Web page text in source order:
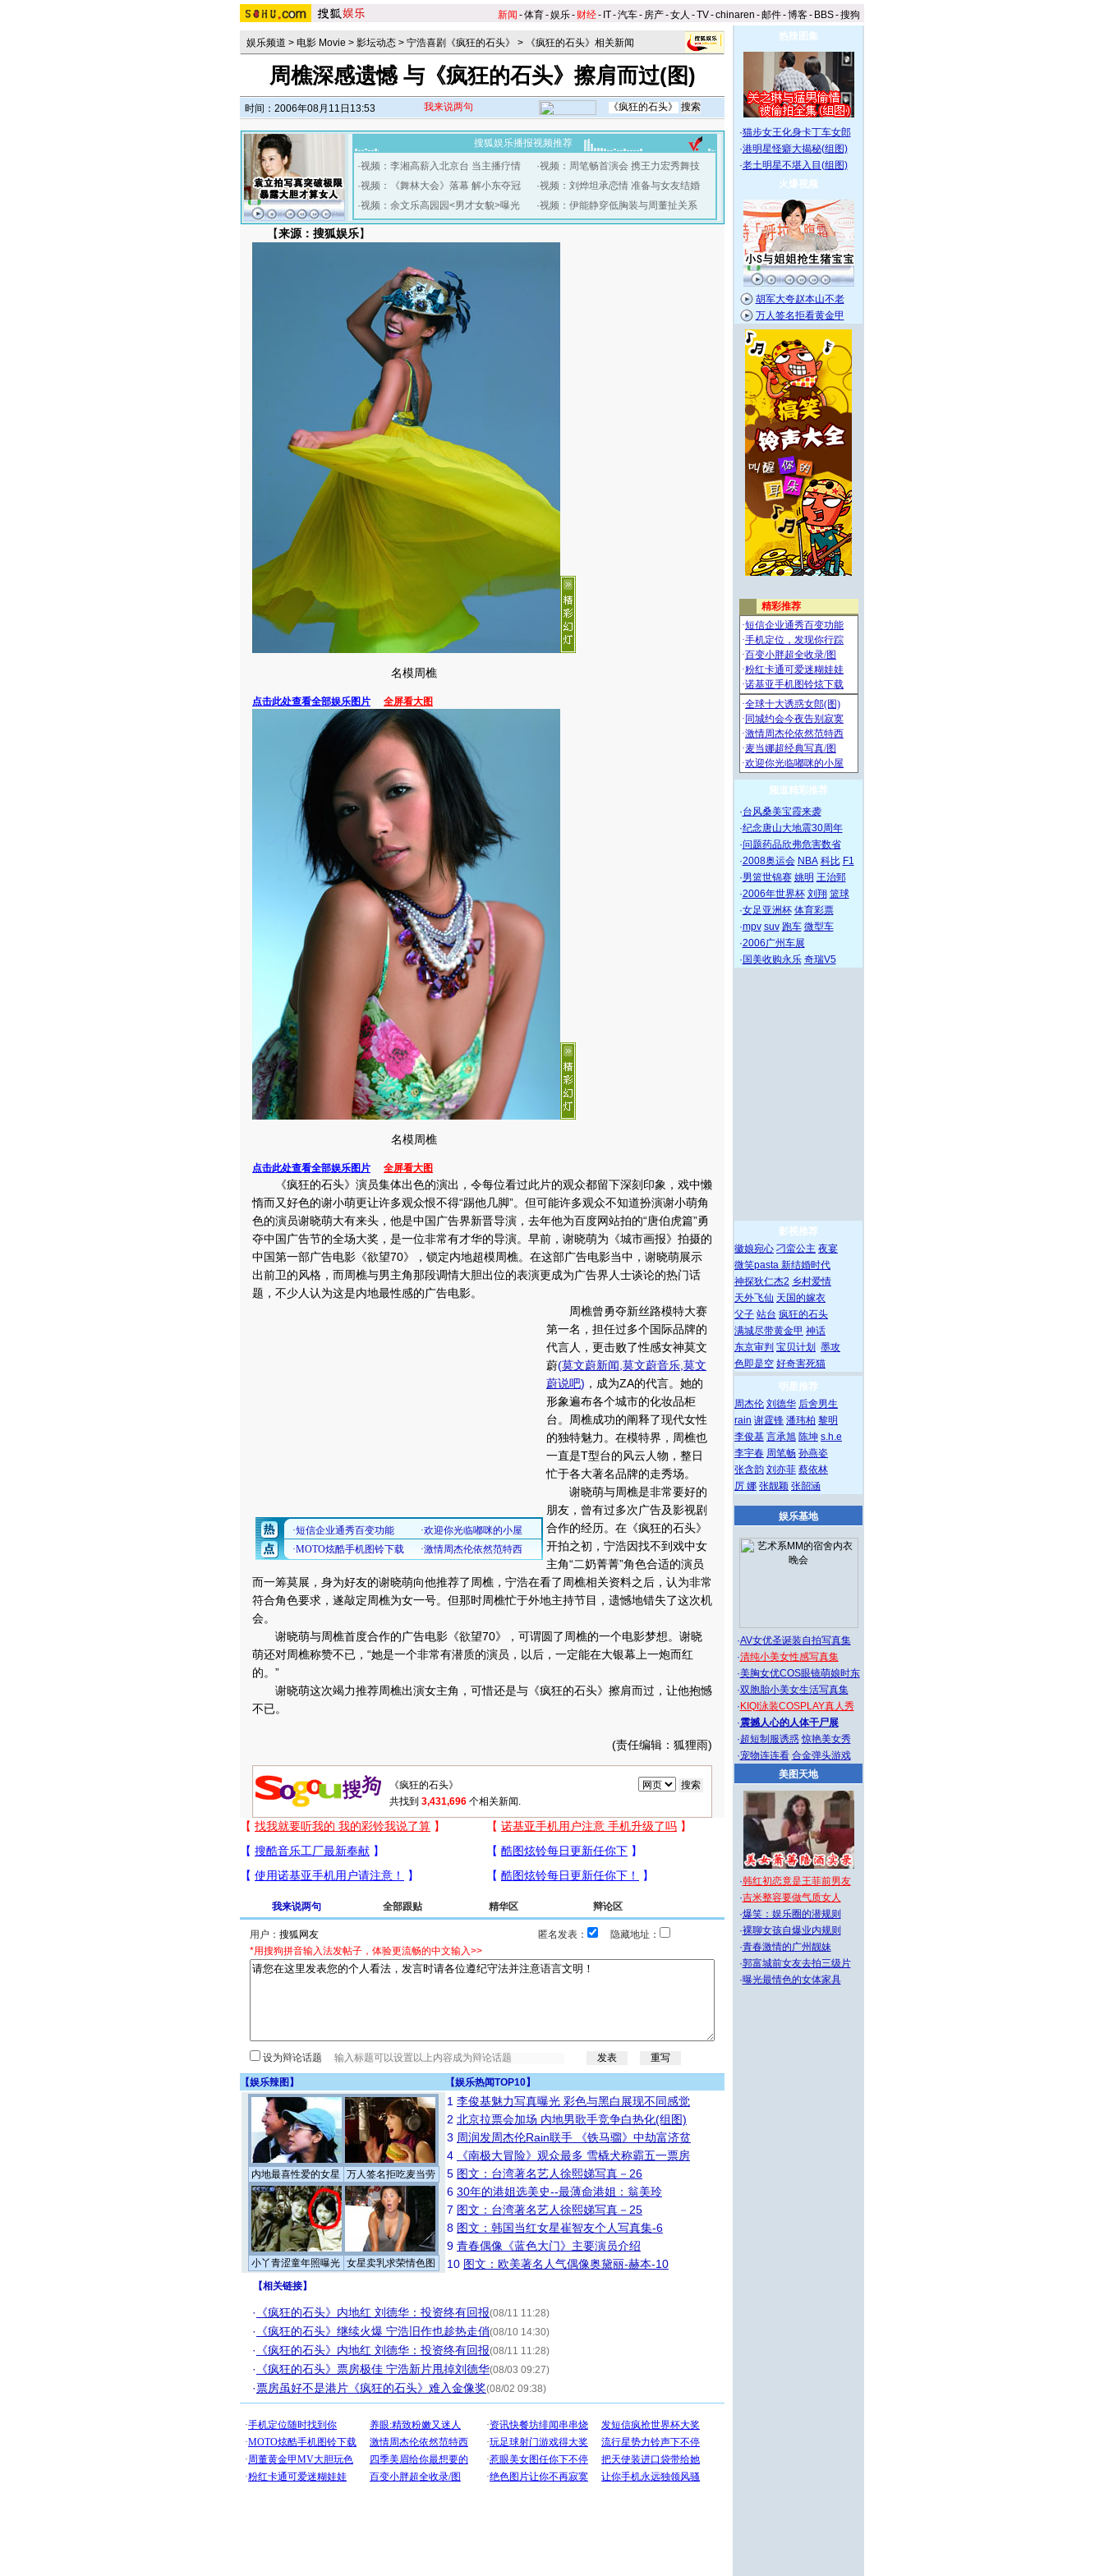
新闻 -体育-娱乐- 财经- IT-汽车- 房产-女人 -TV-chinaren -邮件-博客- BBS-搜狗
娱乐频道 > 电影 Movie > 影坛动态 > 宁浩喜剧《疯狂的石头》 > 《疯狂的石头》相关新闻
周樵深感遗憾 与《疯狂的石头》擦肩而过(图)
时间：2006年08月11日13:53 我来说两句
搜狐娱乐播报视频推荐
·视频：李湘高薪入北京台 当主播疗情
·视频：《舞林大会》落幕 解小东夺冠
·视频：余文乐高园园<男才女貌>曝光
·视频：周笔畅首演会 携王力宏秀舞技
·视频：刘烨坦承恋情 准备与女友结婚
·视频：伊能静穿低胸装与周董扯关系
【来源：搜狐娱乐】
名模周樵
点击此处查看全部娱乐图片 全屏看大图
名模周樵
点击此处查看全部娱乐图片 全屏看大图
《疯狂的石头》演员集体出色的演出，令每位看过此片的观众都留下深刻印象，戏中懒
惰而又好色的谢小萌更让许多观众恨不得“踢他几脚”。但可能许多观众不知道扮演谢小萌角
色的演员谢晓萌大有来头，他是中国广告界新晋导演，去年他为百度网站拍的“唐伯虎篇”勇
夺中国广告节的全场大奖，是一位非常有才华的导演。早前，谢晓萌为《城市画报》拍摄的
中国第一部广告电影《欲望70》，锁定内地超模周樵。在这部广告电影当中，谢晓萌展示
出前卫的风格，而周樵与男主角那段调情大胆出位的表演更成为广告界人士谈论的热门话
题，不少人认为这是内地最性感的广告电影。
周樵曾勇夺新丝路模特大赛
第一名，担任过多个国际品牌的
代言人，更击败了性感女神莫文
蔚(莫文蔚新闻 莫文蔚音乐 莫文
蔚说吧) ，成为ZA的代言。她的
形象遍布各个城市的化妆品柜
台。周樵成功的阐释了现代女性
的独特魅力。在模特界，周樵也
一直是T型台的风云人物，整日
忙于各大著名品牌的走秀场。
谢晓萌与周樵是非常要好的
朋友，曾有过多次广告及影视剧
合作的经历。在《疯狂的石头》
开拍之初，宁浩因找不到戏中女
主角“二奶菁菁”角色合适的演员
而一筹莫展，身为好友的谢晓萌向他推荐了周樵，宁浩在看了周樵相关资料之后，认为非常
符合角色要求，遂敲定周樵为女一号。但那时周樵忙于外地主持节目，遗憾地错失了这次机
会。
谢晓萌与周樵首度合作的广告电影《欲望70》，可谓圆了周樵的一个电影梦想。谢晓
萌还对周樵称赞不已，“她是一个非常有潜质的演员，以后，一定能在大银幕上一炮而红
的。”
谢晓萌这次竭力推荐周樵出演女主角，可惜还是与《疯狂的石头》擦肩而过，让他抱憾
不已。
(责任编辑：狐狸雨)
共找到 3,431,696 个相关新闻.
我来说两句 全部跟贴 精华区 辩论区
用户： 匿名发表：
隐藏地址：
*用搜狗拼音输入法发帖子，体验更流畅的中文输入>>
设为辩论话题
【娱乐辣图 】 【娱乐热闻TOP10】
内地最喜性爱的女星 万人签名拒吃麦当劳
小丫青涩童年照曝光 女星卖乳求荣情色图
1 李俊基魅力写真曝光 彩色与黑白展现不同感觉
2 北京拉票会加场 内地男歌手竞争白热化(组图)
3 周润发周杰伦Rain联手 《铁马骝》中劫富济贫
4
《南极大冒险》观众最多 雪橇犬称霸五一票房
5 图文：台湾著名艺人徐熙娣写真－26
6 30年的港姐选美史--最薄命港姐：翁美玲
7 图文：台湾著名艺人徐熙娣写真－25
8 图文：韩国当红女星崔智友个人写真集-6
9 青春偶像《蓝色大门》主要演员介绍
10 图文：欧美著名人气偶像奥黛丽-赫本-10
【相关链接】
· 《疯狂的石头》内地红 刘德华：投资终有回报(08/11 11:28)
· 《疯狂的石头》继续火爆 宁浩旧作也趁热走俏(08/10 14:30)
· 《疯狂的石头》内地红 刘德华：投资终有回报(08/11 11:28)
· 《疯狂的石头》票房极佳 宁浩新片甩掉刘德华(08/03 09:27)
·票房虽好不是港片《疯狂的石头》难入金像奖(08/02 09:38)
热辣图集
·猫步女王化身卡丁车女郎
·港明星怪癖大揭秘(组图)
·老土明星不堪入目(组图)
火爆视频
胡军大夸赵本山不老
万人签名拒看黄金甲
频道精彩推荐
·台风桑美宝霞来袭
·纪念唐山大地震30周年
·问题药品欣弗危害数省
·2008奥运会 NBA 科比 F1
·男篮世锦赛 姚明 王治郅
·2006年世界杯 刘翔 篮球
·女足亚洲杯 体育彩票
·mpv suv 跑车 微型车
·2006广州车展
· 国美收购永乐 奇瑞V5
影视推荐
徽娘宛心 刁蛮公主 夜宴
微笑pasta 新结婚时代
神探狄仁杰2 乡村爱情
天外飞仙 天国的嫁衣
父子 站台 疯狂的石头
满城尽带黄金甲 神话
东京审判 宝贝计划
墨攻
色即是空 好奇害死猫
明星推荐
周杰伦 刘德华 后舍男生
rain 谢霆锋 潘玮柏 黎明
李俊基 言承旭 陈坤 s.h.e
李宇春 周笔畅 孙燕姿
张含韵 刘亦菲 蔡依林
厉 娜 张靓颖 张韶涵
娱乐基地
·AV女优圣诞装自拍写真集
·清纯小美女性感写真集
·美胸女优COS眼镜萌娘时东
·双胞胎小美女生活写真集
· KIQI泳装COSPLAY真人秀
·震撼人心的人体干尸展
·超短制服诱惑 惊艳美女秀
·宠物连连看 合金弹头游戏
美图天地
·韩红初恋竟是王菲前男友
·吉米整容要做气质女人
·爆笑：娱乐圈的潜规则
·裸聊女孩自爆业内规则
·青春激情的广州靓妹
·郭富城前女友去拍三级片
·曝光最情色的女体家具